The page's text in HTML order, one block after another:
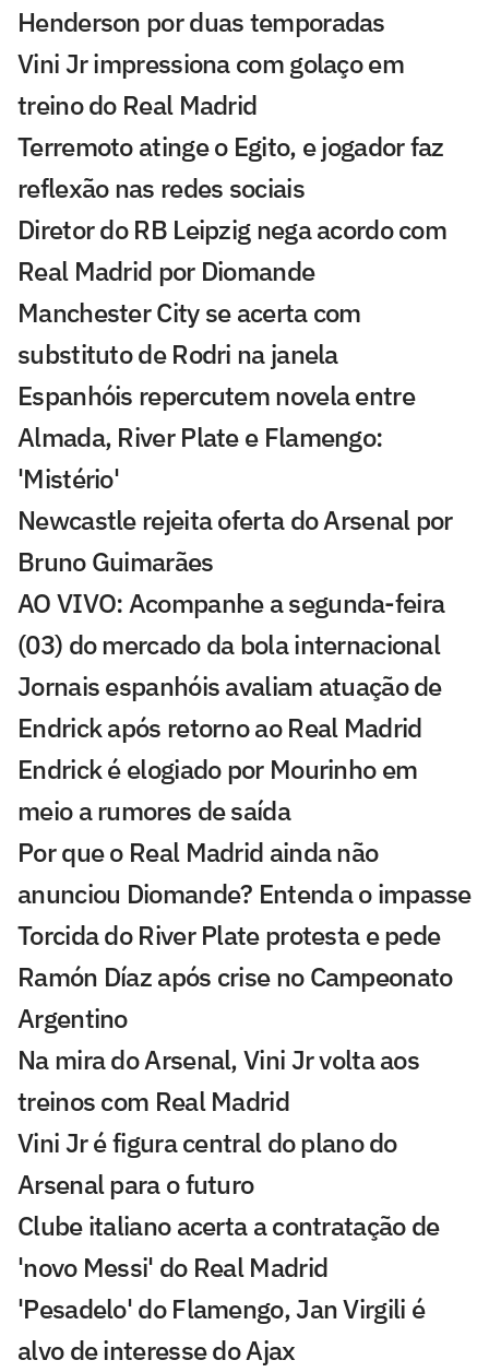
Henderson por duas temporadas
Vini Jr impressiona com golaço em
treino do Real Madrid
Terremoto atinge o Egito, e jogador faz
reflexão nas redes sociais
Diretor do RB Leipzig nega acordo com
Real Madrid por Diomande
Manchester City se acerta com
substituto de Rodri na janela
Espanhóis repercutem novela entre
Almada, River Plate e Flamengo:
'Mistério'
Newcastle rejeita oferta do Arsenal por
Bruno Guimarães
AO VIVO: Acompanhe a segunda-feira
(03) do mercado da bola internacional
Jornais espanhóis avaliam atuação de
Endrick após retorno ao Real Madrid
Endrick é elogiado por Mourinho em
meio a rumores de saída
Por que o Real Madrid ainda não
anunciou Diomande? Entenda o impasse
Torcida do River Plate protesta e pede
Ramón Díaz após crise no Campeonato
Argentino
Na mira do Arsenal, Vini Jr volta aos
treinos com Real Madrid
Vini Jr é figura central do plano do
Arsenal para o futuro
Clube italiano acerta a contratação de
'novo Messi' do Real Madrid
'Pesadelo' do Flamengo, Jan Virgili é
alvo de interesse do Ajax